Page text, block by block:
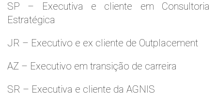
SP – Executiva e cliente em Consultoria
Estratégica
JR – Executivo e ex cliente de Outplacement
AZ – Executivo em transição de carreira
SR – Executiva e cliente da AGNIS